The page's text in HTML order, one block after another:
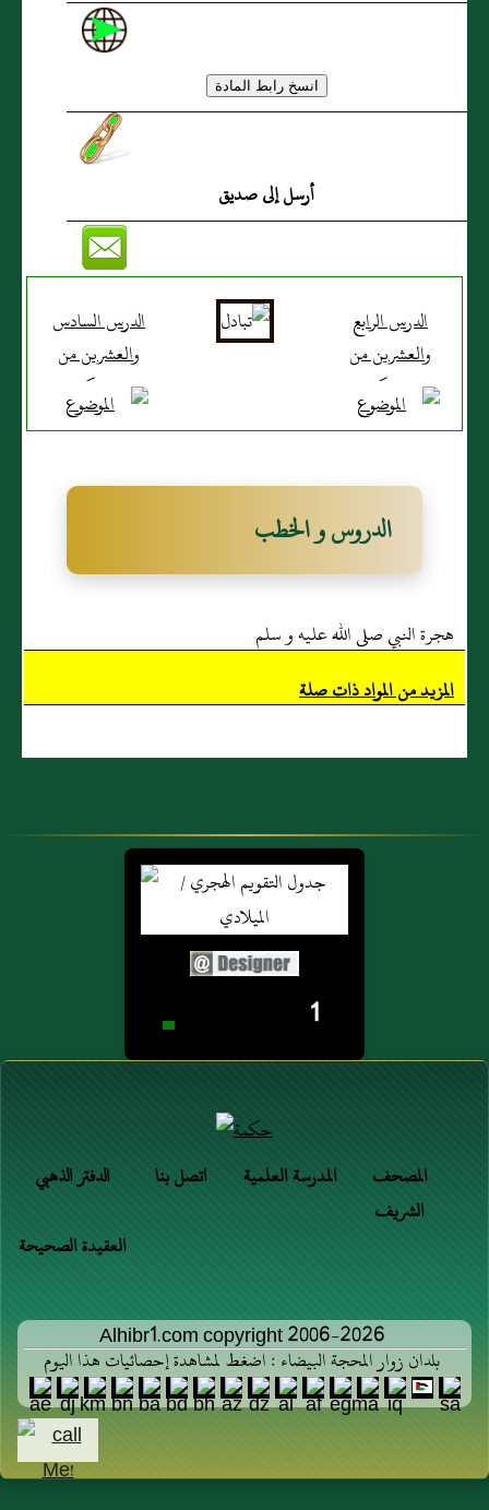
أرسل إلى صديق
الدرس الرابع
والعشرين من
دروس كرسي
الإمام مالك
الكملي
الدرس السادس
والعشرين من
دروس كرسي
الإمام مالك
الكملي
الدروس و الخطب
هجرة النبي صلى الله عليه و سلم
المزيد من المواد ذات صلة
1
الدفتر الذهبي اتصل بنا المدرسة العلمية
المصحف
الشريف
العقيدة الصحيحة
Alhibr1.com copyright 2006-2026
بلدان زوار المحجة البيضاء : اضغط لمشاهدة إحصائيات هذا اليوم